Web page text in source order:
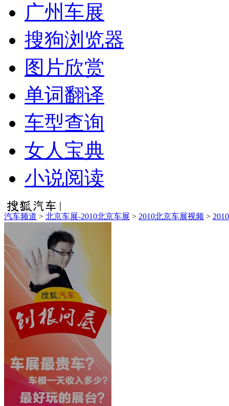
广州车展
搜狗浏览器
图片欣赏
单词翻译
车型查询
女人宝典
小说阅读
汽车频道 > 北京车展-2010北京车展 > 2010北京车展视频 >